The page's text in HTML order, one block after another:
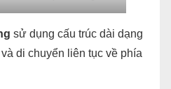
sử dụng cấu trúc dài dạng
di chuyển liên tục về phía